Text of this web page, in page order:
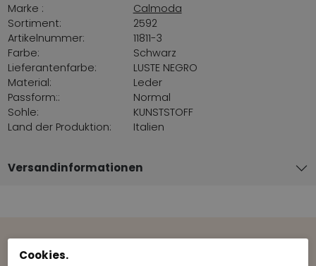
Marke :
Calmoda
Sortiment:
2592
Artikelnummer:
11811-3
Farbe:
Schwarz
Lieferantenfarbe:
LUSTE NEGRO
Material:
Leder
Passform::
Normal
Sohle:
KUNSTSTOFF
Land der Produktion:
Italien
Versandinformationen
Cookies.